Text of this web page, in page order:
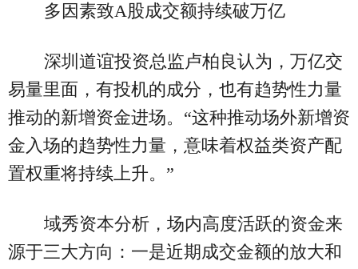
多因素致A股成交额持续破万亿
深圳道谊投资总监卢柏良认为，万亿交
易量里面，有投机的成分，也有趋势性力量
推动的新增资金进场。“这种推动场外新增资
金入场的趋势性力量，意味着权益类资产配
置权重将持续上升。”
域秀资本分析，场内高度活跃的资金来
源于三大方向：一是近期成交金额的放大和